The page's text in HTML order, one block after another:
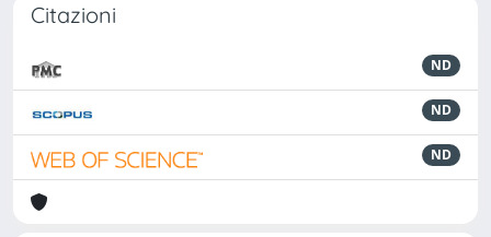
Citazioni
ND
ND
ND